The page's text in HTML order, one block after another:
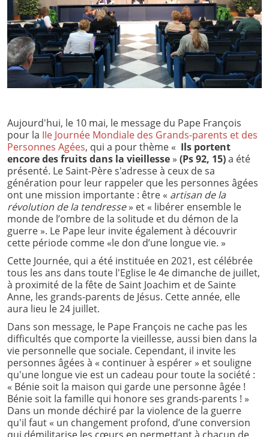
Aujourd'hui, le 10 mai, le message du Pape François
pour la IIe Journée Mondiale des Grands-parents et des
Personnes Agées, qui a pour thème « Ils portent
encore des fruits dans la vieillesse» (Ps 92, 15)a été
présenté. Le Saint-Père s'adresse à ceux de sa
génération pour leur rappeler que les personnes âgées
ont une mission importante : être « artisan de la
révolution de la tendresse» et « libérer ensemble le
monde de l’ombre de la solitude et du démon de la
guerre ». Le Pape leur invite également à découvrir
cette période comme «le don d’une longue vie. »
Cette Journée, qui a été instituée en 2021, est célébrée
tous les ans dans toute l'Eglise le 4e dimanche de juillet,
à proximité de la fête de Saint Joachim et de Sainte
Anne, les grands-parents de Jésus. Cette année, elle
aura lieu le 24 juillet.
Dans son message, le Pape François ne cache pas les
difficultés que comporte la vieillesse, aussi bien dans la
vie personnelle que sociale. Cependant, il invite les
personnes âgées à « continuer à espérer » et souligne
qu'une longue vie est un cadeau pour toute la société :
« Bénie soit la maison qui garde une personne âgée !
Bénie soit la famille qui honore ses grands-parents ! »
Dans un monde déchiré par la violence de la guerre
qu'il faut « un changement profond, d’une conversion